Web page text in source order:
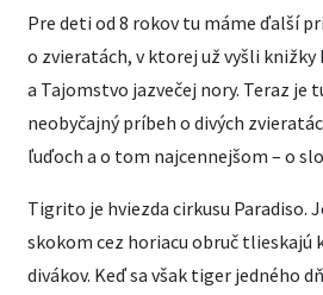
Pre deti od 8 rokov tu máme ďalší
o zvieratách, v ktorej už vyšli knižky
a Tajomstvo jazvečej nory. Teraz je
neobyčajný príbeh o divých
ľuďoch a o tom najcennejšom – o
Tigrito je hviezda cirkusu Paradiso.
skokom cez horiacu obruč tlieskajú
divákov. Keď sa však tiger jedného